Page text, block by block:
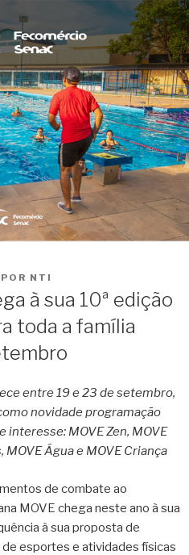
POR NTI
à sua 10ª edição
toda a família
entre 19 e 23 de setembro,
novidade programação
interesse: MOVE Zen, MOVE
Água e MOVE Criança
de combate ao
MOVE chega neste ano à sua
à sua proposta de
esportes e atividades físicas